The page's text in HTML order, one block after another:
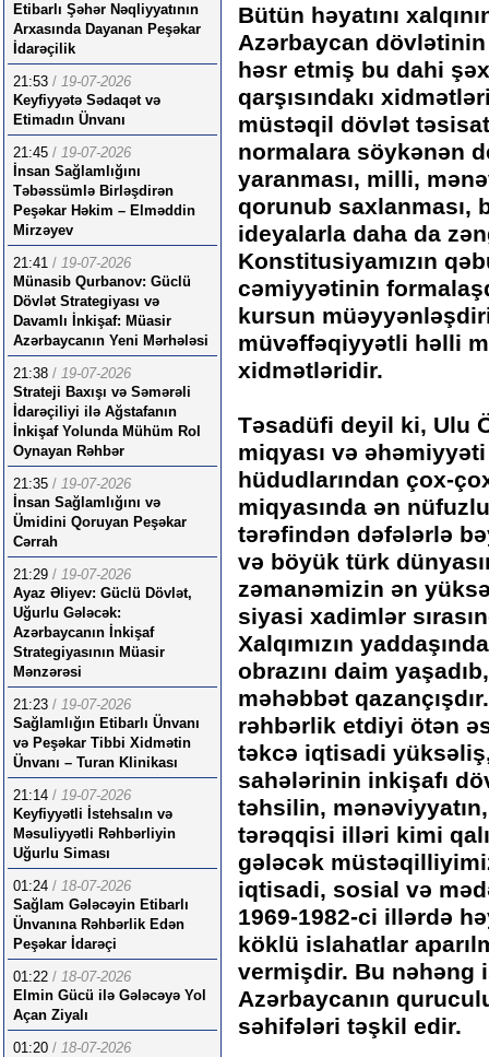
Etibarlı Şəhər Nəqliyyatının
Arxasında Dayanan Peşəkar
İdarəçilik
21:53 / 19-07-2026
Keyfiyyətə Sədaqət və
Etimadın Ünvanı
21:45 / 19-07-2026
İnsan Sağlamlığını
Təbəssümlə Birləşdirən
Peşəkar Həkim – Elməddin
Mirzəyev
21:41 / 19-07-2026
Münasib Qurbanov: Güclü
Dövlət Strategiyası və
Davamlı İnkişaf: Müasir
Azərbaycanın Yeni Mərhələsi
21:38 / 19-07-2026
Strateji Baxışı və Səmərəli
İdarəçiliyi ilə Ağstafanın
İnkişaf Yolunda Mühüm Rol
Oynayan Rəhbər
21:35 / 19-07-2026
İnsan Sağlamlığını və
Ümidini Qoruyan Peşəkar
Cərrah
21:29 / 19-07-2026
Ayaz Əliyev: Güclü Dövlət,
Uğurlu Gələcək:
Azərbaycanın İnkişaf
Strategiyasının Müasir
Mənzərəsi
21:23 / 19-07-2026
Sağlamlığın Etibarlı Ünvanı
və Peşəkar Tibbi Xidmətin
Ünvanı – Turan Klinikası
21:14 / 19-07-2026
Keyfiyyətli İstehsalın və
Məsuliyyətli Rəhbərliyin
Uğurlu Siması
01:24 / 18-07-2026
Sağlam Gələcəyin Etibarlı
Ünvanına Rəhbərlik Edən
Peşəkar İdarəçi
01:22 / 18-07-2026
Elmin Gücü ilə Gələcəyə Yol
Açan Ziyalı
01:20 / 18-07-2026
Bütün həyatını
Azərbaycan dövlətinin
həsr etmiş bu dahi
qarşısındakı
müstəqil dövlət
normalara söykənən
yaranması, milli,
qorunub saxlanması,
ideyalarla daha da
Konstitusiyamızın
cəmiyyətinin
kursun
müvəffəqiyyətli həlli
xidmətləridir.
Təsadüfi deyil ki, Ulu
miqyası və
hüdudlarından çox-
miqyasında ən
tərəfindən dəfələrlə
və böyük türk
zəmanəmizin ən
siyasi xadimlər
Xalqımızın
obrazını daim
məhəbbət
rəhbərlik etdiyi ötən
təkcə iqtisadi
sahələrinin inkişafı
təhsilin,
tərəqqisi illəri kimi
gələcək
iqtisadi, sosial və
1969-1982-ci illərdə
köklü islahatlar
vermişdir. Bu nəhəng
Azərbaycanın
səhifələri təşkil edir.